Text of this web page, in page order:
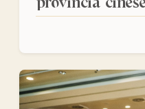
Lo Spirits Selection